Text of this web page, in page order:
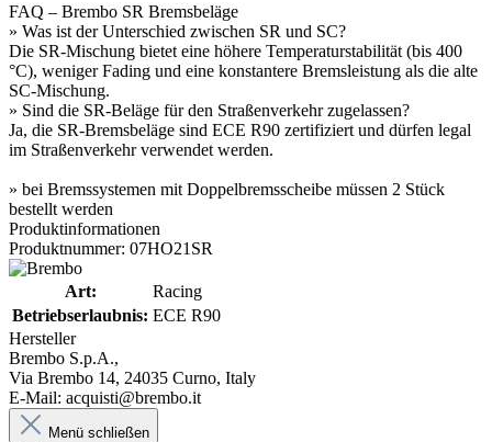
FAQ – Brembo SR Bremsbeläge
» Was ist der Unterschied zwischen SR und SC?
Die SR-Mischung bietet eine höhere Temperaturstabilität (bis 400
°C), weniger Fading und eine konstantere Bremsleistung als die alte
SC-Mischung.
» Sind die SR-Beläge für den Straßenverkehr zugelassen?
Ja, die SR-Bremsbeläge sind ECE R90 zertifiziert und dürfen legal
im Straßenverkehr verwendet werden.
» bei Bremssystemen mit Doppelbremsscheibe müssen 2 Stück
bestellt werden
Produktinformationen
Produktnummer: 07HO21SR
Art:
Racing
Betriebserlaubnis: ECE R90
Hersteller
Brembo S.p.A.,
Via Brembo 14, 24035 Curno, Italy
E-Mail: acquisti@brembo.it
Menü schließen